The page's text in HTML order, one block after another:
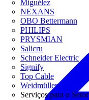
Miguélez
NEXANS
OBO Bettermann
PHILIPS
PRYSMIAN
Salicru
Schneider Electric
Signify
Top Cable
Weidmüller
Serviços para o Setor